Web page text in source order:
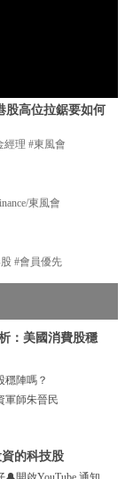
股高位拉鋸要如何
經理 #東風會
東風會
#會員優先
：美國消費股穩
穩陣嗎？
軍師朱晉民
的科技股